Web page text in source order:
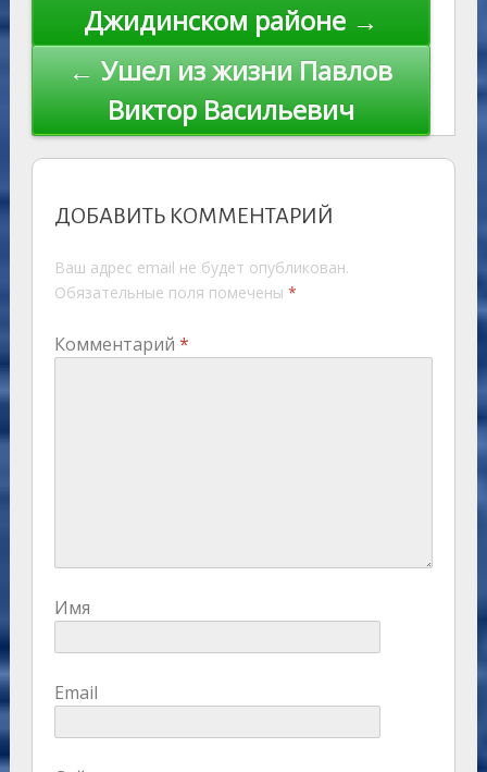
Джидинском районе →
← Ушел из жизни Павлов
Виктор Васильевич
ДОБАВИТЬ КОММЕНТАРИЙ
Ваш адрес email не будет опубликован.
Обязательные поля помечены *
Комментарий *
Имя
Email